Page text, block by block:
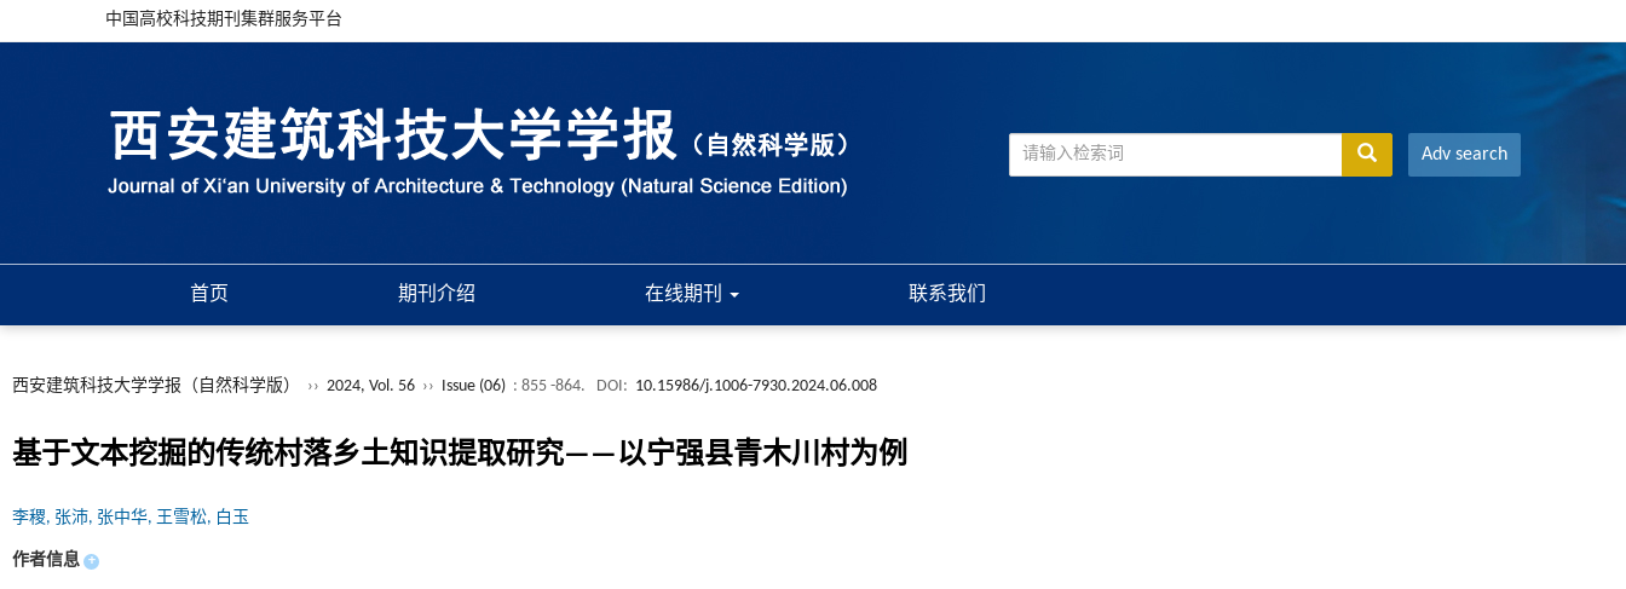
中国高校科技期刊集群服务平台
Adv search
首页 期刊介绍 在线期刊 联系我们
西安建筑科技大学学报（自然科学版） ›› 2024, Vol. 56 ›› Issue (06) : 855 -864. DOI: 10.15986/j.1006-7930.2024.06.008
基于文本挖掘的传统村落乡土知识提取研究——以宁强县青木川村为例
李稷, 张沛, 张中华, 王雪松, 白玉
作者信息 +